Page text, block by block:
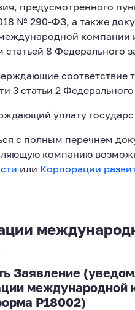
предусмотренного
№ 290-ФЗ, а также
компании
8 Федерального
соответствие
3 статьи 2
уплату
с полным перечнем
компанию
или Корпорации
Заявление
Р18002)